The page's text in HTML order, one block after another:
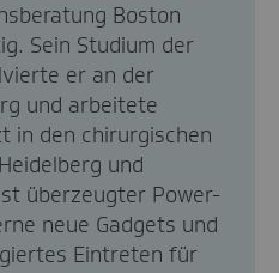
Boston
Sein Studium der
er an der
und arbeitete
in den chirurgischen
und
überzeugter Power-
neue Gadgets und
Eintreten für